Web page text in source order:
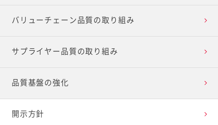
バリューチェーン品質の取り組み
サプライヤー品質の取り組み
品質基盤の強化
開示方針